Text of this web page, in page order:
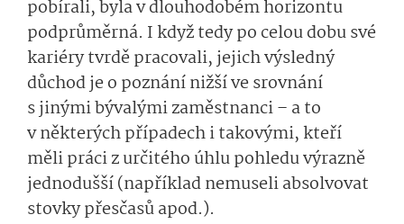
pobírali, byla v dlouhodobém horizontu
podprůměrná. I když tedy po celou dobu své
kariéry tvrdě pracovali, jejich výsledný
důchod je o poznání nižší ve srovnání
s jinými bývalými zaměstnanci – a to
v některých případech i takovými, kteří
měli práci z určitého úhlu pohledu výrazně
jednodušší (například nemuseli absolvovat
stovky přesčasů apod.).